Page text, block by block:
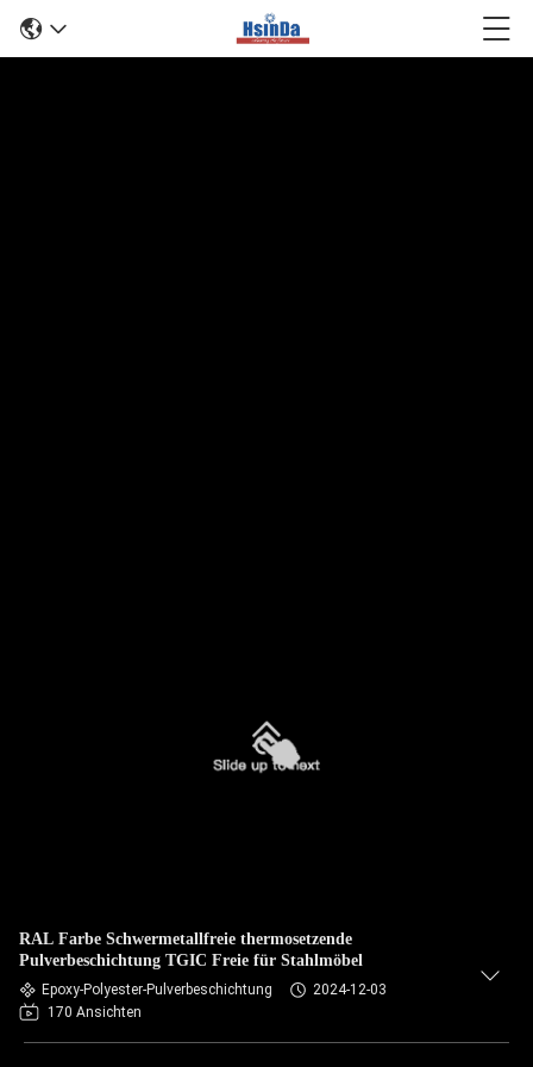
RAL Farbe Schwermetallfreie thermosetzende
Pulverbeschichtung TGIC Freie für Stahlmöbel
Epoxy-Polyester-Pulverbeschichtung
2024-12-03
170 Ansichten